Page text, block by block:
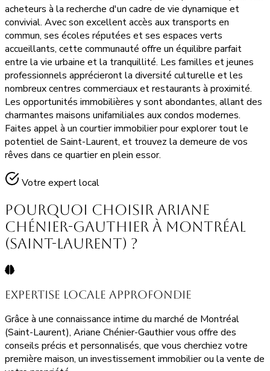
acheteurs à la recherche d'un cadre de vie dynamique et
convivial. Avec son excellent accès aux transports en
commun, ses écoles réputées et ses espaces verts
accueillants, cette communauté offre un équilibre parfait
entre la vie urbaine et la tranquillité. Les familles et jeunes
professionnels apprécieront la diversité culturelle et les
nombreux centres commerciaux et restaurants à proximité.
Les opportunités immobilières y sont abondantes, allant des
charmantes maisons unifamiliales aux condos modernes.
Faites appel à un courtier immobilier pour explorer tout le
potentiel de Saint-Laurent, et trouvez la demeure de vos
rêves dans ce quartier en plein essor.
Votre expert local
Pourquoi Choisir Ariane
Chénier-Gauthier à Montréal
(Saint-Laurent) ?
Expertise Locale Approfondie
Grâce à une connaissance intime du marché de Montréal
(Saint-Laurent), Ariane Chénier-Gauthier vous offre des
conseils précis et personnalisés, que vous cherchiez votre
première maison, un investissement immobilier ou la vente de